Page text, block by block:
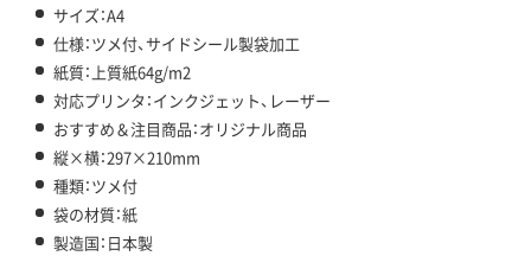
サイズ：A4
仕様：ツメ付、サイドシール製袋加工
紙質：上質紙64g/m2
対応プリンタ：インクジェット、レーザー
おすすめ＆注目商品：オリジナル商品
縦×横：297×210mm
種類：ツメ付
袋の材質：紙
製造国：日本製